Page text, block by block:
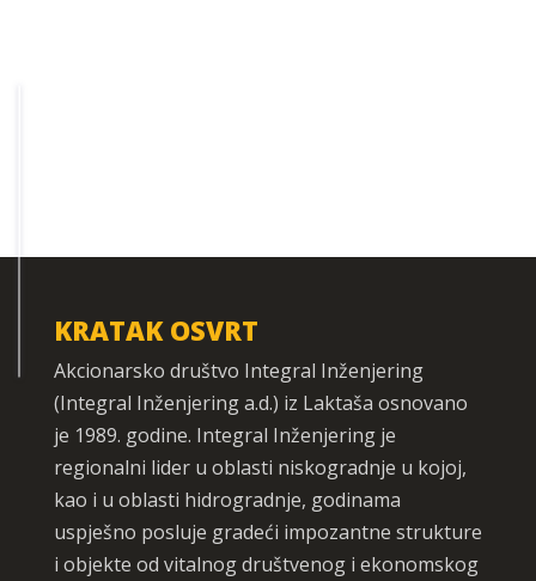
KRATAK OSVRT
Akcionarsko društvo Integral Inženjering
(Integral Inženjering a.d.) iz Laktaša osnovano
je 1989. godine. Integral Inženjering je
regionalni lider u oblasti niskogradnje u kojoj,
kao i u oblasti hidrogradnje, godinama
uspješno posluje gradeći impozantne strukture
i objekte od vitalnog društvenog i ekonomskog